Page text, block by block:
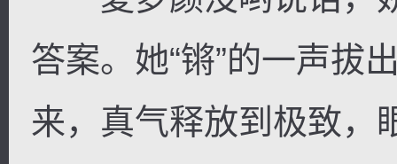
答案。她“锵”的一声拔
来，真气释放到极致，